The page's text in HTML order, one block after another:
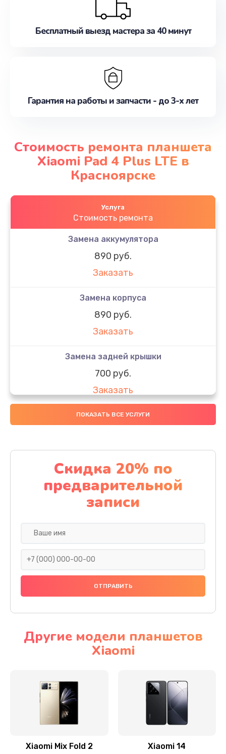
Бесплатный выезд мастера за 40 минут
Гарантия на работы и запчасти - до 3-х лет
Стоимость ремонта планшета
Xiaomi Pad 4 Plus LTE в
Красноярске
Услуга
Стоимость ремонта
Замена аккумулятора
890 руб.
Заказать
Замена корпуса
890 руб.
Заказать
Замена задней крышки
700 руб.
Заказать
Комплексная чистка
Заказать
Замена стекла
1100 руб.
Заказать
Замена разъема питания
Замена шлейфа
Ремонт мультиконтроллера
ПОКАЗАТЬ ВСЕ УСЛУГИ
Скидка 20% по
предварительной
записи
Другие модели планшетов
Xiaomi
Xiaomi Mix Fold 2 Xiaomi 14